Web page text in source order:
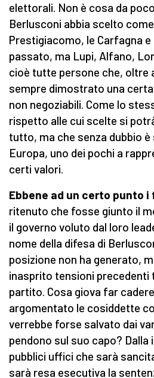
elettorali. Non è cosa da
Berlusconi abbia scelto
Prestigiacomo, le Carfagna
passato, ma Lupi, Alfano,
cioè tutte persone che, oltre
sempre dimostrato una
non negoziabili. Come lo
rispetto alle cui scelte si
tutto, ma che senza dubbio
Europa, uno dei pochi a
certi valori.
Ebbene ad un certo punto i
ritenuto che fosse giunto il
il governo voluto dal loro
nome della difesa di
posizione non ha generato,
inasprito tensioni precedenti
partito. Cosa giova far
argomentato le cosiddette
verrebbe forse salvato dai
pendono sul suo capo? Dalla
pubblici uffici che sarà
sarà resa esecutiva la